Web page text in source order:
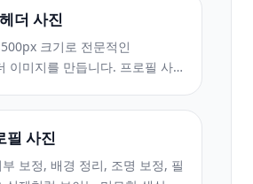
세요.
더 사진
크기로 전문적인
이미지를 만듭니다. 프로필 사
니다.
사진
보정, 배경 정리, 조명 보정, 필